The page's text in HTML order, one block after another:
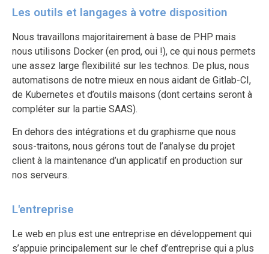
Les outils et langages à votre disposition
Nous travaillons majoritairement à base de PHP mais
nous utilisons Docker (en prod, oui !), ce qui nous permets
une assez large flexibilité sur les technos. De plus, nous
automatisons de notre mieux en nous aidant de Gitlab-CI,
de Kubernetes et d’outils maisons (dont certains seront à
compléter sur la partie SAAS).
En dehors des intégrations et du graphisme que nous
sous-traitons, nous gérons tout de l’analyse du projet
client à la maintenance d’un applicatif en production sur
nos serveurs.
L'entreprise
Le web en plus est une entreprise en développement qui
s’appuie principalement sur le chef d’entreprise qui a plus